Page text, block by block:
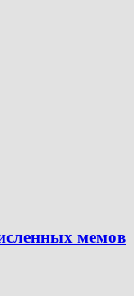
мемов